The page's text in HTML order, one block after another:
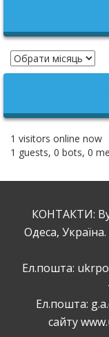
1 visitors online now
1 guests, 0 bots, 0
КОНТАКТИ:
Одеса,
Ел.пошта:
Ел.пошта:
сайту